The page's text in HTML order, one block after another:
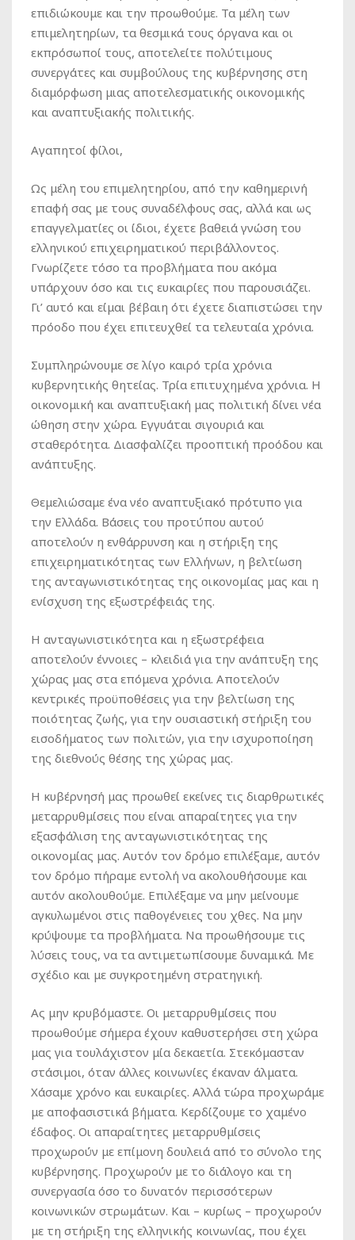
επιδιώκουμε και την προωθούμε. Τα μέλη των
επιμελητηρίων, τα θεσμικά τους όργανα και οι
εκπρόσωποί τους, αποτελείτε πολύτιμους
συνεργάτες και συμβούλους της κυβέρνησης στη
διαμόρφωση μιας αποτελεσματικής οικονομικής
και αναπτυξιακής πολιτικής.
Αγαπητοί φίλοι,
Ως μέλη του επιμελητηρίου, από την καθημερινή
επαφή σας με τους συναδέλφους σας, αλλά και ως
επαγγελματίες οι ίδιοι, έχετε βαθειά γνώση του
ελληνικού επιχειρηματικού περιβάλλοντος.
Γνωρίζετε τόσο τα προβλήματα που ακόμα
υπάρχουν όσο και τις ευκαιρίες που παρουσιάζει.
Γι’ αυτό και είμαι βέβαιη ότι έχετε διαπιστώσει την
πρόοδο που έχει επιτευχθεί τα τελευταία χρόνια.
Συμπληρώνουμε σε λίγο καιρό τρία χρόνια
κυβερνητικής θητείας. Τρία επιτυχημένα χρόνια. Η
οικονομική και αναπτυξιακή μας πολιτική δίνει νέα
ώθηση στην χώρα. Εγγυάται σιγουριά και
σταθερότητα. Διασφαλίζει προοπτική προόδου και
ανάπτυξης.
Θεμελιώσαμε ένα νέο αναπτυξιακό πρότυπο για
την Ελλάδα. Βάσεις του προτύπου αυτού
αποτελούν η ενθάρρυνση και η στήριξη της
επιχειρηματικότητας των Ελλήνων, η βελτίωση
της ανταγωνιστικότητας της οικονομίας μας και η
ενίσχυση της εξωστρέφειάς της.
Η ανταγωνιστικότητα και η εξωστρέφεια
αποτελούν έννοιες – κλειδιά για την ανάπτυξη της
χώρας μας στα επόμενα χρόνια. Αποτελούν
κεντρικές προϋποθέσεις για την βελτίωση της
ποιότητας ζωής, για την ουσιαστική στήριξη του
εισοδήματος των πολιτών, για την ισχυροποίηση
της διεθνούς θέσης της χώρας μας.
Η κυβέρνησή μας προωθεί εκείνες τις διαρθρωτικές
μεταρρυθμίσεις που είναι απαραίτητες για την
εξασφάλιση της ανταγωνιστικότητας της
οικονομίας μας. Αυτόν τον δρόμο επιλέξαμε, αυτόν
τον δρόμο πήραμε εντολή να ακολουθήσουμε και
αυτόν ακολουθούμε. Επιλέξαμε να μην μείνουμε
αγκυλωμένοι στις παθογένειες του χθες. Να μην
κρύψουμε τα προβλήματα. Να προωθήσουμε τις
λύσεις τους, να τα αντιμετωπίσουμε δυναμικά. Με
σχέδιο και με συγκροτημένη στρατηγική.
Ας μην κρυβόμαστε. Οι μεταρρυθμίσεις που
προωθούμε σήμερα έχουν καθυστερήσει στη χώρα
μας για τουλάχιστον μία δεκαετία. Στεκόμασταν
στάσιμοι, όταν άλλες κοινωνίες έκαναν άλματα.
Χάσαμε χρόνο και ευκαιρίες. Αλλά τώρα προχωράμε
με αποφασιστικά βήματα. Κερδίζουμε το χαμένο
έδαφος. Οι απαραίτητες μεταρρυθμίσεις
προχωρούν με επίμονη δουλειά από το σύνολο της
κυβέρνησης. Προχωρούν με το διάλογο και τη
συνεργασία όσο το δυνατόν περισσότερων
κοινωνικών στρωμάτων. Και – κυρίως – προχωρούν
με τη στήριξη της ελληνικής κοινωνίας, που έχει